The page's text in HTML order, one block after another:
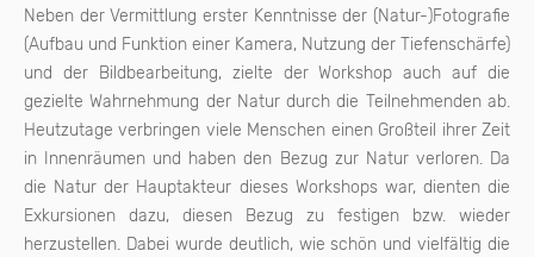
Neben der Vermittlung erster Kenntnisse der (Natur-)Fotografie
(Aufbau und Funktion einer Kamera, Nutzung der Tiefenschärfe)
und der Bildbearbeitung, zielte der Workshop auch auf die
gezielte Wahrnehmung der Natur durch die Teilnehmenden ab.
Heutzutage verbringen viele Menschen einen Großteil ihrer Zeit
in Innenräumen und haben den Bezug zur Natur verloren. Da
die Natur der Hauptakteur dieses Workshops war, dienten die
Exkursionen dazu, diesen Bezug zu festigen bzw. wieder
herzustellen. Dabei wurde deutlich, wie schön und vielfältig die